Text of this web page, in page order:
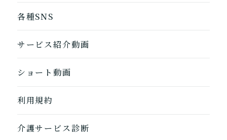
1つ前に戻る
1つ前に戻る
1つ前に戻る
1つ前に戻る
1つ前に戻る
1つ前に戻る
1つ前に戻る
各種SNS
サービス紹介動画
ショート動画
利用規約
介護サービス診断